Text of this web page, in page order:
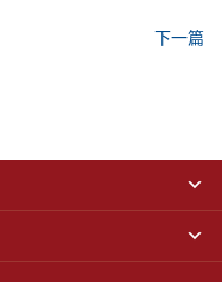
下一篇